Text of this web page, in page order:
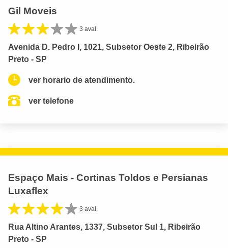
Gil Moveis
3 aval.
Avenida D. Pedro I, 1021, Subsetor Oeste 2, Ribeirão
Preto - SP
ver horario de atendimento.
ver telefone
Espaço Mais - Cortinas Toldos e Persianas
Luxaflex
3 aval.
Rua Altino Arantes, 1337, Subsetor Sul 1, Ribeirão
Preto - SP